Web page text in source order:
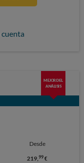
cuenta
MEJOR DEL
ANÁLISIS
Desde
219,99 €